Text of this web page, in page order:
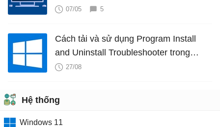
07/05 5
Cách tải và sử dụng Program Install
and Uninstall Troubleshooter trong
Windows
27/08
Hệ thống
Windows 11